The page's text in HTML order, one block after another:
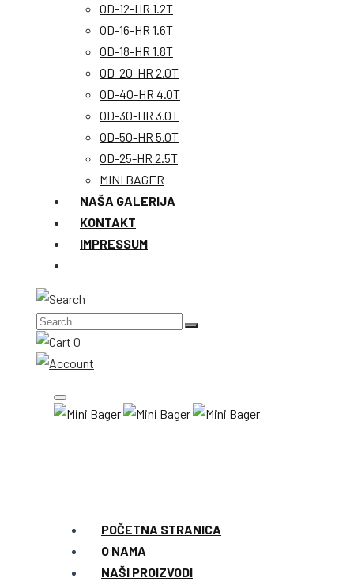
OD-12-HR 1.2T
OD-16-HR 1.6T
OD-18-HR 1.8T
OD-20-HR 2.0T
OD-40-HR 4.0T
OD-30-HR 3.0T
OD-50-HR 5.0T
OD-25-HR 2.5T
MINI BAGER
NAŠA GALERIJA
KONTAKT
IMPRESSUM
0
POČETNA STRANICA
O NAMA
NAŠI PROIZVODI